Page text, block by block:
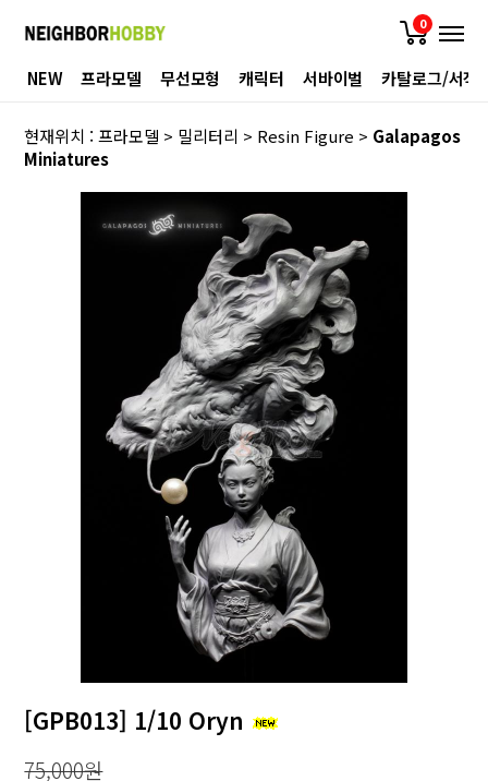
0
NEW 프라모델 무선모형 캐릭터 서바이벌 카탈로그/서적
현재위치 :프라모델 > 밀리터리 > Resin Figure > Galapagos
Miniatures
[GPB013] 1/10 Oryn
75,000원